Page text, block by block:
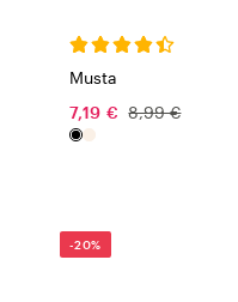
Musta
7,19 € 8,99 €
-20%